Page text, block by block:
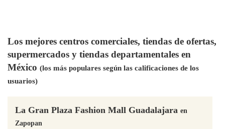
Los mejores centros comerciales, tiendas de ofertas,
supermercados y tiendas departamentales en
México (los más populares según las calificaciones de los
usuarios)
La Gran Plaza Fashion Mall Guadalajara en
Zapopan